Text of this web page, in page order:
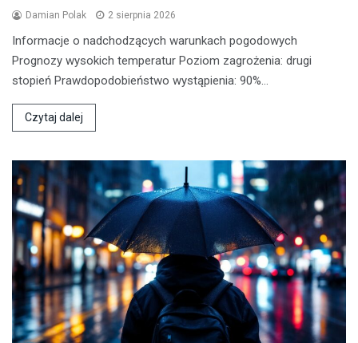
Damian Polak 2 sierpnia 2026
Informacje o nadchodzących warunkach pogodowych
Prognozy wysokich temperatur Poziom zagrożenia: drugi
stopień Prawdopodobieństwo wystąpienia: 90%…
Czytaj dalej